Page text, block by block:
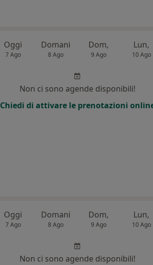
Oggi
7 Ago
Domani
8 Ago
Dom,
9 Ago
Lun,
10 Ago
Non ci sono agende disponibili!
Chiedi di attivare le prenotazioni
Oggi
7 Ago
Domani
8 Ago
Dom,
9 Ago
Lun,
10 Ago
Non ci sono agende disponibili!